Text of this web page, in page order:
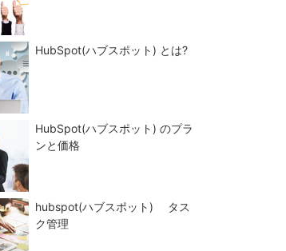
HubSpot(ハブスポット) とは?
HubSpot(ハブスポット) のプラ
ンと価格
hubspot(ハブスポット) タス
ク管理